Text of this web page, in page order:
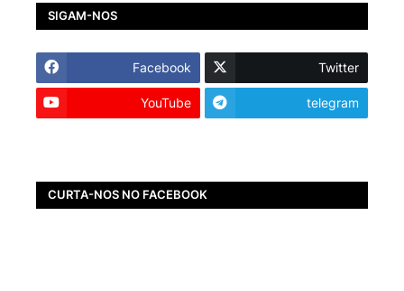
SIGAM-NOS
Facebook Twitter
YouTube telegram
CURTA-NOS NO FACEBOOK